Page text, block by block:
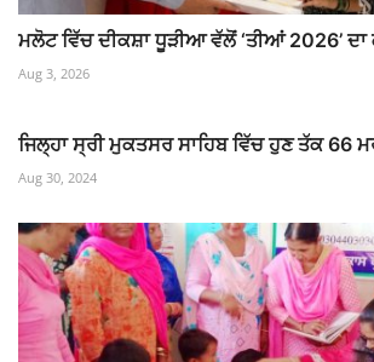
ਮਲੋਟ ਵਿੱਚ ਦੀਕਸ਼ਾ ਧੂੜੀਆ ਵੱਲੋਂ ‘ਤੀਆਂ 2026’ ਦਾ
Aug 3, 2026
ਜਿਲ੍ਹਾ ਸ੍ਰੀ ਮੁਕਤਸਰ ਸਾਹਿਬ ਵਿੱਚ ਹੁਣ ਤੱਕ 66
Aug 30, 2024